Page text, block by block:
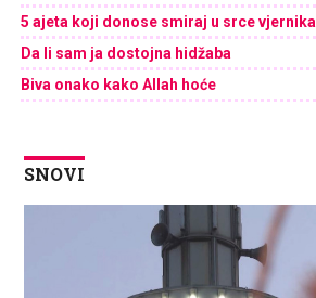
5 ajeta koji donose smiraj u srce vjernika
Da li sam ja dostojna hidžaba
Biva onako kako Allah hoće
SNOVI